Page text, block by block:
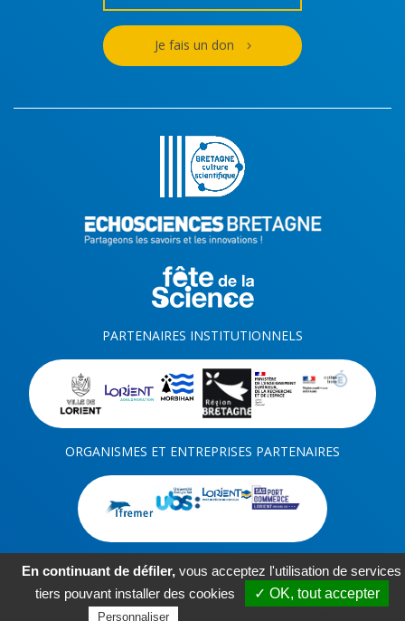
Je fais un don
PARTENAIRES INSTITUTIONNELS
ORGANISMES ET ENTREPRISES PARTENAIRES
Mentions légales-Plan du site -Réalisation ARTGO Média
En continuant de défiler, vous acceptez l'utilisation de services
tiers pouvant installer des cookies
✓ OK, tout accepter
Personnaliser